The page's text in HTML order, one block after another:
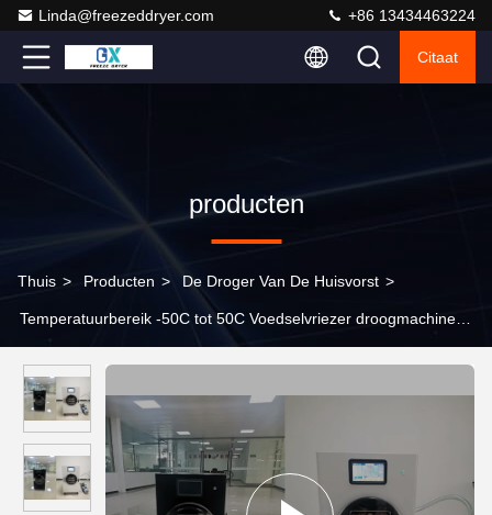
Linda@freezeddryer.com +86 13434463224
Citaat
producten
Thuis > Producten > De Droger Van De Huisvorst >
Temperatuurbereik -50C tot 50C Voedselvriezer droogmachine